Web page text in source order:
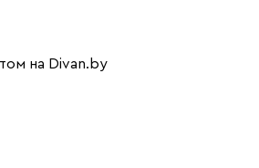
на Divan.by